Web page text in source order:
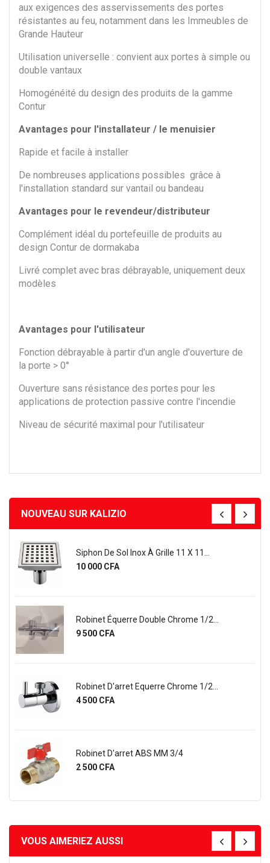
aux exigences des asservissements des portes
résistantes au feu, notamment dans les Immeubles de
Grande Hauteur
Utilisation universelle : convient aux portes à simple ou
double vantaux
Homogénéité du design des produits de la gamme
Contur
Avantages pour l'installateur / le menuisier
Rapide et facile à installer
De nombreuses applications possibles grâce à
l'installation standard sur vantail ou bandeau
Avantages pour le revendeur/distributeur
Complément idéal du portefeuille de produits au
design Contur de dormakaba
Livré complet avec bras débrayable, uniquement deux
modèles
Avantages pour l'utilisateur
Fonction débrayable à partir d'un angle d'ouverture de
la porte > 0°
Ouverture sans résistance des portes pour les
applications de protection passive contre l'incendie
Niveau de sécurité maximal pour l'utilisateur
NOUVEAU SUR KALIZIO
Siphon De Sol Inox À Grille 11 X 11...
Prix
10 000 CFA
Robinet Équerre Double Chrome 1/2...
Prix
9 500 CFA
Robinet D'arret Equerre Chrome 1/2...
Prix
4 500 CFA
Robinet D'arret ABS MM 3/4
Prix
2 500 CFA
VOUS AIMERIEZ AUSSI